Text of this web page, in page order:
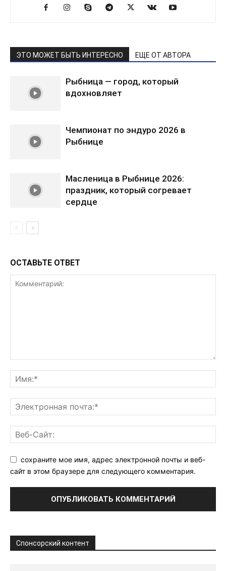
ЭТО МОЖЕТ БЫТЬ ИНТЕРЕСНО ЕЩЕ ОТ АВТОРА
Рыбница — город, который
вдохновляет
Чемпионат по эндуро 2026 в
Рыбнице
Масленица в Рыбнице 2026:
праздник, который согревает
сердце
ОСТАВЬТЕ ОТВЕТ
сохраните мое имя, адрес электронной почты и веб-
сайт в этом браузере для следующего комментария.
Спонсорский контент